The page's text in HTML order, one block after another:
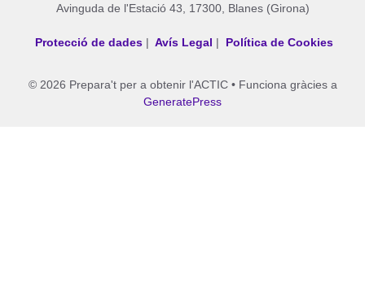
Avinguda de l'Estació 43, 17300, Blanes (Girona)
Protecció de dades | Avís Legal | Política de Cookies
© 2026 Prepara't per a obtenir l'ACTIC• Funciona gràcies a
GeneratePress